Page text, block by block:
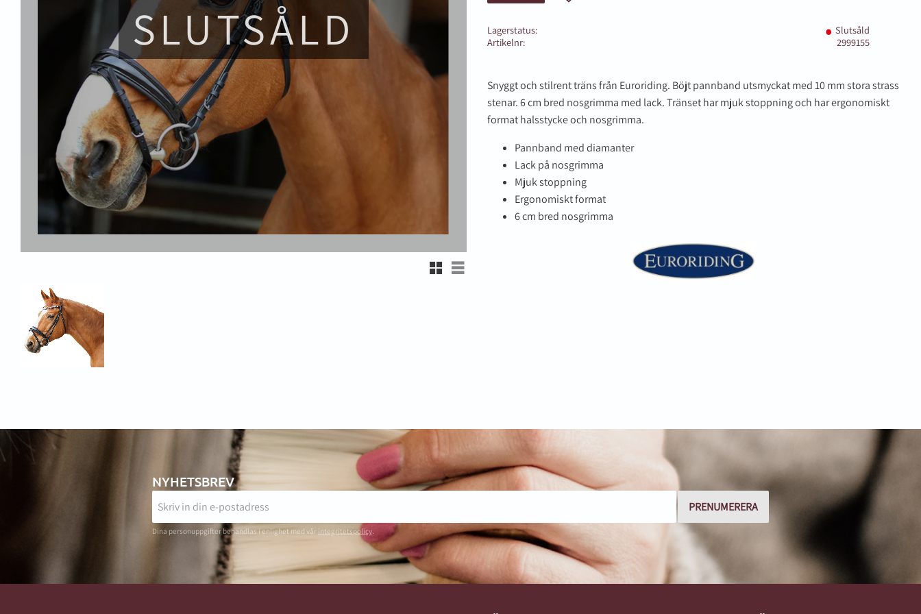
SLUTSÅLD
Rutnätsvy
Listvy
Lagerstatus
Slutsåld
Artikelnr
2999155
Snyggt och stilrent träns från Euroriding. Böjt pannband utsmyckat med 10 mm stora strass
stenar. 6 cm bred nosgrimma med lack. Tränset har mjuk stoppning och har ergonomiskt
format halsstycke och nosgrimma.
Pannband med diamanter
Lack på nosgrimma
Mjuk stoppning
Ergonomiskt format
6 cm bred nosgrimma
NYHETSBREV
PRENUMERERA
Dina personuppgifter behandlas i enlighet med vår integritetspolicy.
Vill du ha 10%* rabatt på din första
beställning?
Anmäl dig till vårt nyhetsbrev där du hålls uppdaterad
rabattkod som ger dig 10% rabatt på ditt första köp.
*Gäller ej: foder, strö, hindermaterial, klippmaskiner och